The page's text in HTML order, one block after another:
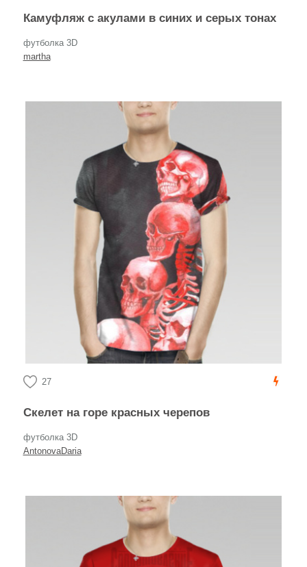
Камуфляж с акулами в синих и серых тонах
футболка 3D
martha
27
Скелет на горе красных черепов
футболка 3D
AntonovaDaria